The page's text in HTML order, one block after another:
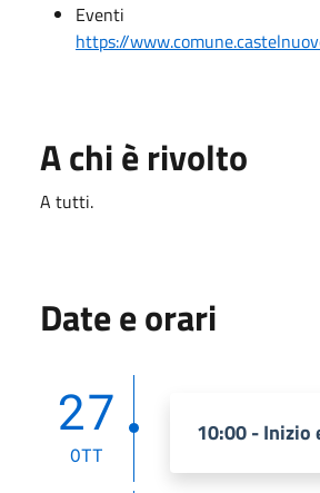
Eventi
https://
A chi è rivolto
A tutti.
Date e orari
27
OTT
10:00 - Inizio